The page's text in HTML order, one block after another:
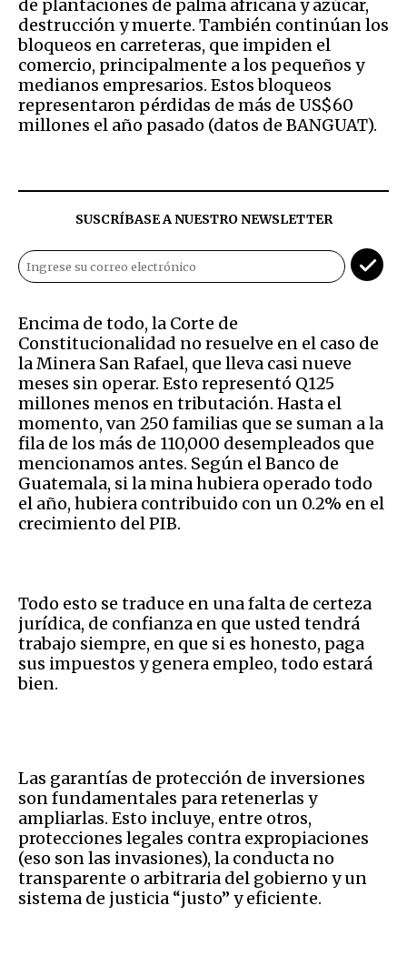
de plantaciones de palma africana y azúcar,
destrucción y muerte. También continúan los
bloqueos en carreteras, que impiden el
comercio, principalmente a los pequeños y
medianos empresarios. Estos bloqueos
representaron pérdidas de más de US$60
millones el año pasado (datos de BANGUAT).
SUSCRÍBASE A NUESTRO NEWSLETTER
Encima de todo, la Corte de
Constitucionalidad no resuelve en el caso de
la Minera San Rafael, que lleva casi nueve
meses sin operar. Esto representó Q125
millones menos en tributación. Hasta el
momento, van 250 familias que se suman a la
fila de los más de 110,000 desempleados que
mencionamos antes. Según el Banco de
Guatemala, si la mina hubiera operado todo
el año, hubiera contribuido con un 0.2% en el
crecimiento del PIB.
Todo esto se traduce en una falta de certeza
jurídica, de confianza en que usted tendrá
trabajo siempre, en que si es honesto, paga
sus impuestos y genera empleo, todo estará
bien.
Las garantías de protección de inversiones
son fundamentales para retenerlas y
ampliarlas. Esto incluye, entre otros,
protecciones legales contra expropiaciones
(eso son las invasiones), la conducta no
transparente o arbitraria del gobierno y un
sistema de justicia “justo” y eficiente.